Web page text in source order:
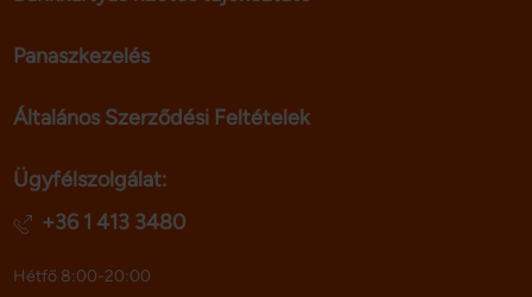
Panaszkezelés
Általános Szerződési Feltételek
Ügyfélszolgálat:
+36 1 413 3480
Hétfő 8:00-20:00